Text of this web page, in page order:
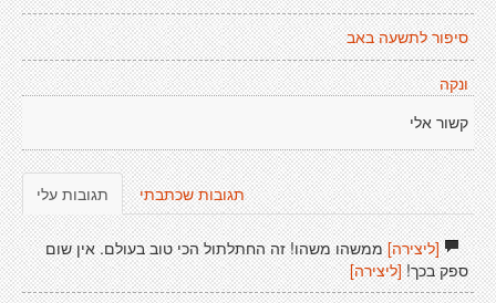
סיפור לתשעה באב
ונקה
קשור אלי
תגובות עלי תגובות שכתבתי
[ליצירה]ממשהו משהו! זה החתלתול הכי טוב בעולם. אין שום
ספק בכך! [ליצירה]